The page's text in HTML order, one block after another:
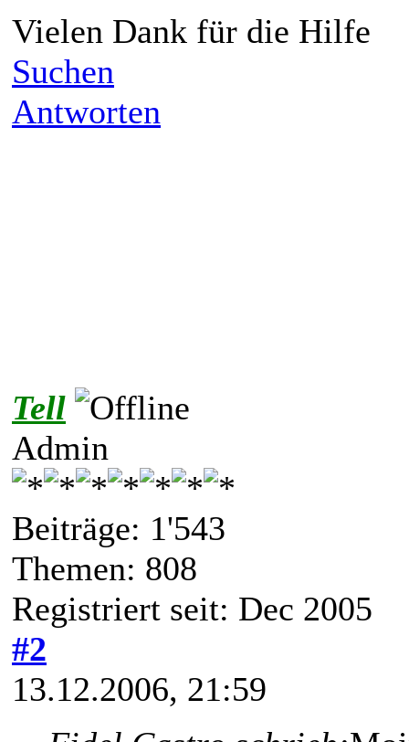
Vielen Dank für die Hilfe
Suchen
Antworten
Tell
Admin
Beiträge: 1'543
Themen: 808
Registriert seit: Dec 2005
#2
13.12.2006, 21:59